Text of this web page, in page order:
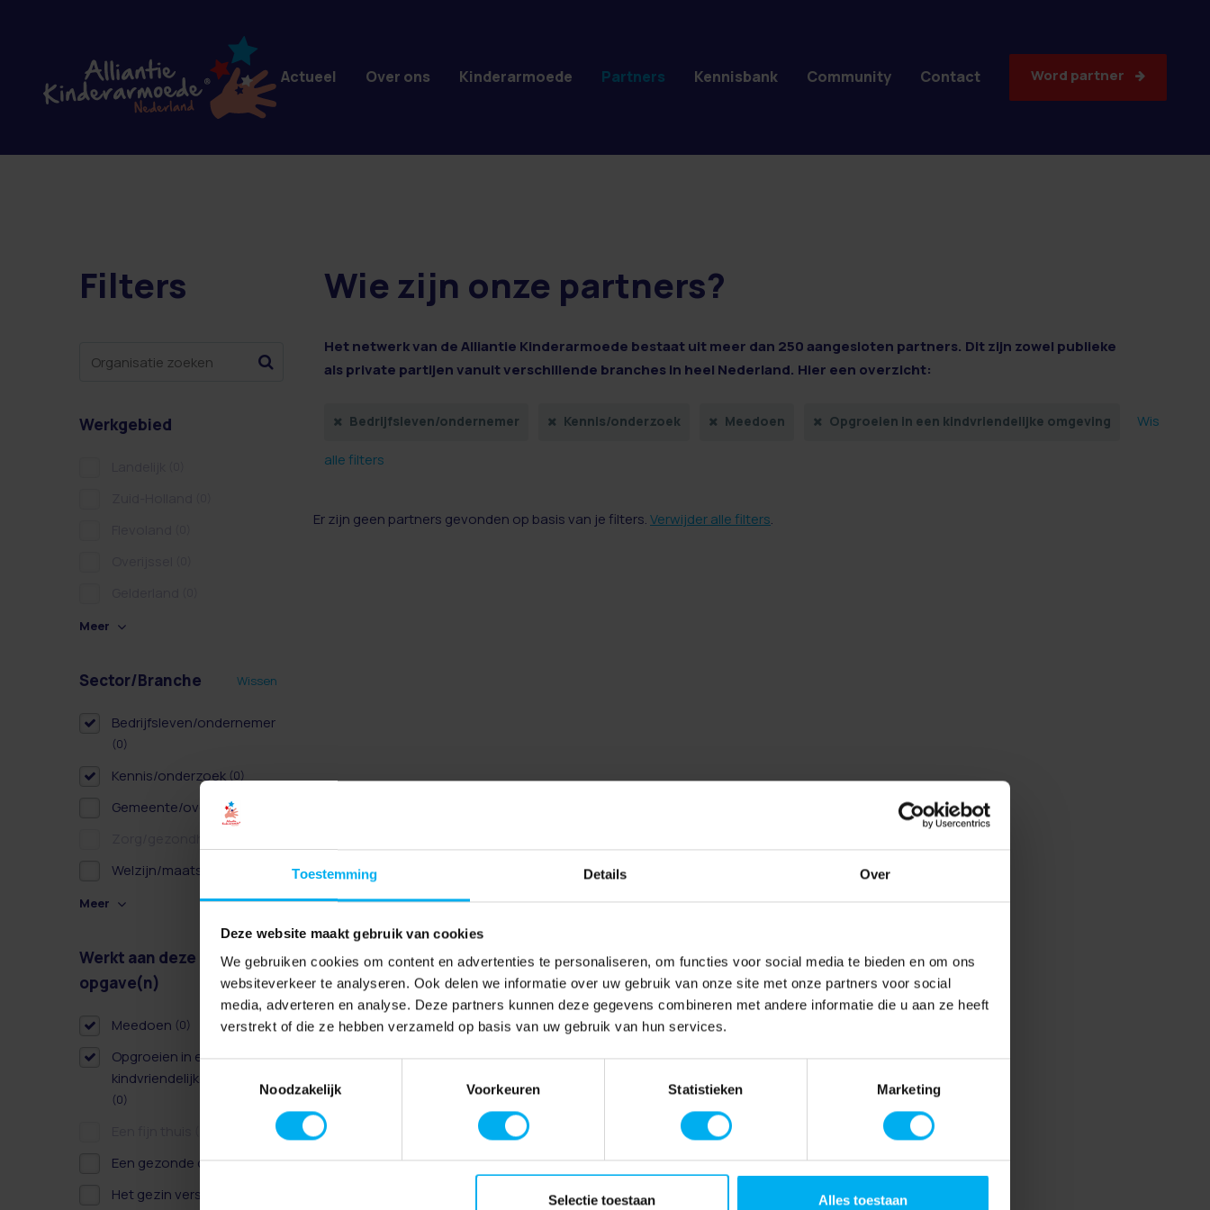
Toestemming Details Over
Deze website maakt gebruik van cookies
We gebruiken cookies om content en advertenties te personaliseren, om functies voor social media te bieden en om ons
websiteverkeer te analyseren. Ook delen we informatie over uw gebruik van onze site met onze partners voor social
media, adverteren en analyse. Deze partners kunnen deze gegevens combineren met andere informatie die u aan ze heeft
verstrekt of die ze hebben verzameld op basis van uw gebruik van hun services.
Noodzakelijk
Voorkeuren Statistieken Marketing
Selectie toestaan Alles toestaan
0 resultaten
Filters
Werkgebied
Meer
Sector/Branche Wissen
Bedrijfsleven/ondernemer
(0)
Kennis/onderzoek (0)
Gemeente/overheid
Welzijn/maatschappelijk
Meer
Werkt aan deze
opgave(n)
Wissen
Meedoen (0)
Opgroeien in een
kindvriendelijke omgeving
(0)
Een gezonde dag(1)
Het gezin versterken
Wie zijn onze partners?
Het netwerk van de Alliantie Kinderarmoede bestaat uit meer dan 250 aangesloten partners. Dit zijn zowel publieke
als private partijen vanuit verschillende branches in heel Nederland. Hier een overzicht:
Bedrijfsleven/ondernemer Kennis/onderzoek Meedoen Opgroeien in een kindvriendelijke omgeving Wis
alle filters
Er zijn geen partners gevonden op basis van je filters.Verwijder alle filters.
Actueel Over ons Kinderarmoede Partners Kennisbank Community Contact Word partner